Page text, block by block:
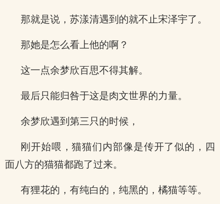
那就是说，苏漾清遇到的就不止宋泽宇了。
那她是怎么看上他的啊？
这一点余梦欣百思不得其解。
最后只能归咎于这是肉文世界的力量。
余梦欣遇到第三只的时候，
刚开始喂，猫猫们内部像是传开了似的，四
面八方的猫猫都跑了过来。
有狸花的，有纯白的，纯黑的，橘猫等等。